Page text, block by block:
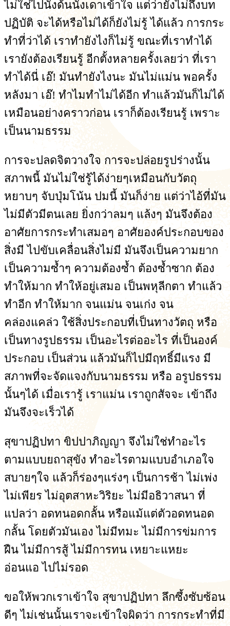
ไม่ใช่ไปนั่งด้นนั่งเดาเข้าใจ แต่ว่ายังไม่ถึงบท
ปฏิบัติ จะได้หรือไม่ได้ก็ยังไม่รู้ ได้แล้ว การกระ
ทำที่ว่าได้ เราทำยังไงก็ไม่รู้ ขณะที่เราทำได้
เรายังต้องเรียนรู้ อีกตั้งหลายครั้งเลยว่า ที่เรา
ทำได้นี่ เอ๊! มันทำยังไงนะ มันไม่แม่น พอครั้ง
หลังมา เอ๊! ทำไมทำไม่ได้อีก ทำแล้วมันก็ไม่ได้
เหมือนอย่างคราวก่อน เราก็ต้องเรียนรู้ เพราะ
เป็นนามธรรม
การจะปลดจิตวางใจ การจะปล่อยรูปร่างนั้น
สภาพนี้ มันไม่ใช่รู้ได้ง่ายๆเหมือนกับวัตถุ
หยาบๆ จับปุ่มโน้น ปมนี้ มันก็ง่าย แต่ว่าไอ้ที่มัน
ไม่มีตัวมีตนเลย ยิ่งกว่าลมๆ แล้งๆ มันจึงต้อง
อาศัยการกระทำเสมอๆ อาศัยองค์ประกอบของ
สิ่งมี ไปขับเคลื่อนสิ่งไม่มี มันจึงเป็นความยาก
เป็นความซ้ำๆ ความต้องซ้ำ ต้องซ้ำซาก ต้อง
ทำให้มาก ทำให้อยู่เสมอ เป็นพหุลีกตา ทำแล้ว
ทำอีก ทำให้มาก จนแม่น จนเก่ง จน
คล่องแคล่ว ใช้สิ่งประกอบที่เป็นทางวัตถุ หรือ
เป็นทางรูปธรรม เป็นอะไรต่ออะไร ที่เป็นองค์
ประกอบ เป็นส่วน แล้วมันก็ไปมีฤทธิ์มีแรง มี
สภาพที่จะจัดแจงกับนามธรรม หรือ อรูปธรรม
นั้นๆได้ เมื่อเรารู้ เราแม่น เราถูกสัจจะ เข้าถึง
มันจึงจะเร็วได้
สุขาปฏิปทา ขิปปาภิญญา จึงไม่ใช่ทำอะไร
ตามแบบยถาสุขัง ทำอะไรตามแบบอำเภอใจ
สบายๆใจ แล้วก็ร่องๆแร่งๆ เป็นการช้า ไม่เพ่ง
ไม่เพียร ไม่อุตสาหะวิริยะ ไม่มีอธิวาสนา ที่
แปลว่า อดทนอดกลั้น หรือแม้แต่ตัวอดทนอด
กลั้น โดยตัวมันเอง ไม่มีทมะ ไม่มีการข่มการ
ฝืน ไม่มีการสู้ ไม่มีการทน เหยาะแหยะ
อ่อนแอ ไปไม่รอด
ขอให้พวกเราเข้าใจ สุขาปฏิปทา ลึกซึ้งซับซ้อน
ดีๆ ไม่เช่นนั้นเราจะเข้าใจผิดว่า การกระทำที่มี